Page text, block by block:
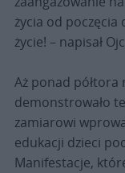
życia od
życie! – napisał
Aż ponad
demonstrowało
zamiarowi
edukacji dzieci
Manifestacje,